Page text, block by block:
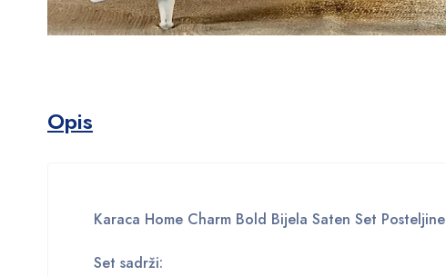
Opis
Karaca Home Charm Bold Bijela Saten Set Posteljine
Set sadrži: